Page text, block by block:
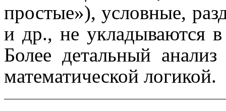
простые»), условные,
и др., не укладываются в
Более детальный
математической логикой.